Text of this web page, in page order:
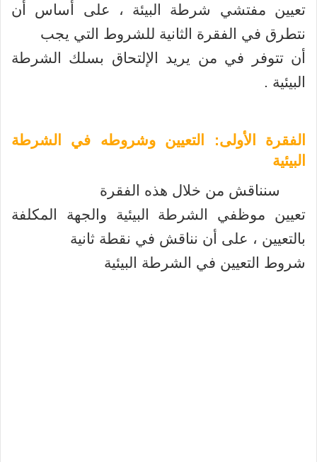
تعيين مفتشي شرطة البيئة ، على أساس أن
نتطرق في الفقرة الثانية للشروط التي يجب
أن تتوفر في من يريد الإلتحاق بسلك الشرطة
البيئية .
الفقرة الأولى: التعيين وشروطه في الشرطة
البيئية
سنناقش من خلال هذه الفقرة
تعيين موظفي الشرطة البيئية والجهة المكلفة
بالتعيين ، على أن نناقش في نقطة ثانية
شروط التعيين في الشرطة البيئية